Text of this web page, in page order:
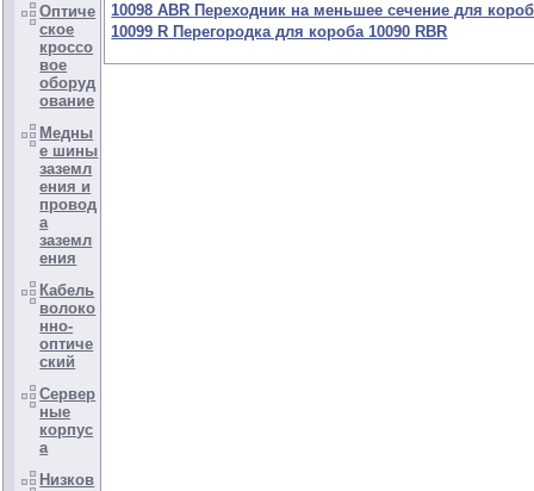
Оптиче
ское
кроссо
вое
оборуд
ование
Медны
е шины
заземл
ения и
провод
а
заземл
ения
Кабель
волоко
нно-
оптиче
ский
Сервер
ные
корпус
а
Низков
10098 ABR Переходник на меньшее сечение для
10099 R Перегородка для короба 10090 RBR